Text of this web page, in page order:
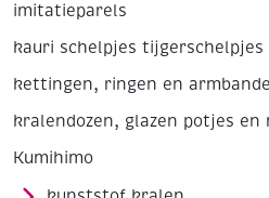
imitatieparels
kauri schelpjes tijgerschelpjes
kettingen, ringen en
kralendozen, glazen potjes en
Kumihimo